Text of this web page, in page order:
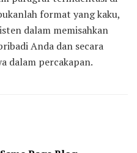
format yang kaku,
dalam memisahkan
Anda dan secara
dalam percakapan.